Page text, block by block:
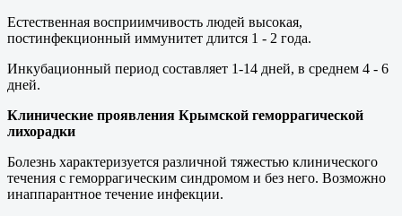
Естественная восприимчивость людей высокая,
постинфекционный иммунитет длится 1 - 2 года.
Инкубационный период составляет 1-14 дней, в среднем 4 - 6
дней.
Клинические проявления Крымской геморрагической
лихорадки
Болезнь характеризуется различной тяжестью клинического
течения с геморрагическим синдромом и без него. Возможно
инаппарантное течение инфекции.